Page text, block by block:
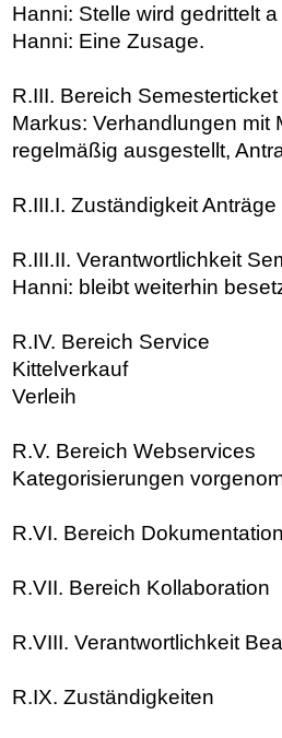
Hanni: Stelle wird gedrittelt
Hanni: Eine Zusage.
R.III. Bereich Semesterticket
Markus: Verhandlungen mit
regelmäßig ausgestellt,
R.III.I. Zuständigkeit
R.III.II. Verantwortlichkeit
Hanni: bleibt weiterhin
R.IV. Bereich Service
Kittelverkauf
Verleih
R.V. Bereich Webservices
Kategorisierungen
R.VI. Bereich Dokumentation
R.VII. Bereich Kollaboration
R.VIII. Verantwortlichkeit
R.IX. Zuständigkeiten